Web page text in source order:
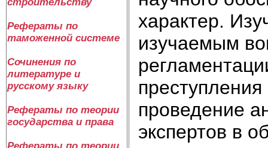
Рефераты по
таможенной системе
Сочинения по
литературе и
русскому языку
Рефераты по теории
государства и права
характер.
изучаемым
проведение
экспертов в